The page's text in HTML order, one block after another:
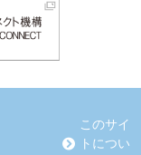
このサイ
トについ